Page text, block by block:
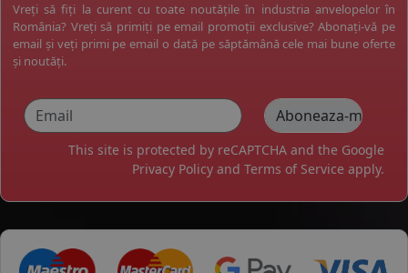
Vreți să fiți la curent cu toate noutățile în industria anvelopelor în
România? Vreți să primiți pe email promoții exclusive? Abonați-vă pe
email și veți primi pe email o dată pe săptămână cele mai bune oferte
și noutăți.
This site is protected by reCAPTCHA and the Google
Privacy Policy and Terms of Service apply.